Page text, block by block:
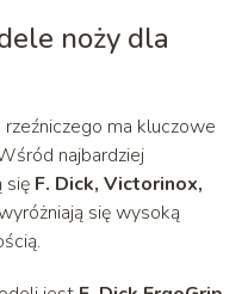
noży dla
ma kluczowe
najbardziej
się F. Dick, Victorinox,
się wysoką